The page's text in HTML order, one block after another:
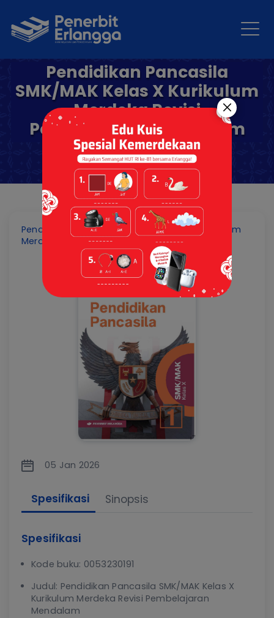
Pendidikan Pancasila
SMK/MAK Kelas X Kurikulum
Merdeka Revisi
Pembelajaran Mendalam
Pendidikan Pancasila SMK/MAK Kelas X Kurikulum
Merdeka Revisi Pembelajaran Mendalam
05 Jan 2026
Spesifikasi Sinopsis
Spesifikasi
Kode buku: 0053230191
Judul: Pendidikan Pancasila SMK/MAK Kelas X
Kurikulum Merdeka Revisi Pembelajaran
Mendalam